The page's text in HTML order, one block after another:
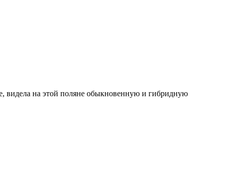
видела на этой поляне обыкновенную и гибридную